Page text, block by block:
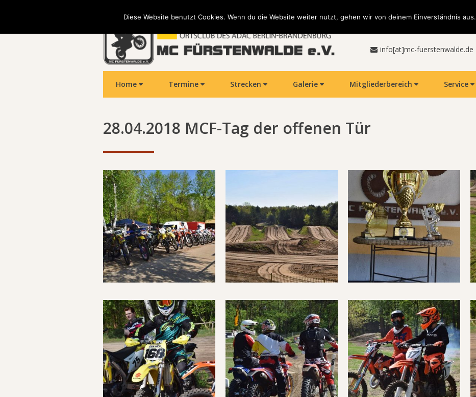
info[at]mc-fuerstenwalde.de
Home Termine Strecken Galerie Mitgliederbereich Service
28.04.2018 MCF-Tag der offenen Tür
Diese Website benutzt Cookies. Wenn du die Website weiter nutzt, gehen wir von deinem Einverständnis aus.